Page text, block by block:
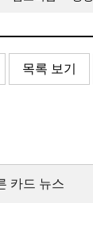
목록 보기
카드 뉴스